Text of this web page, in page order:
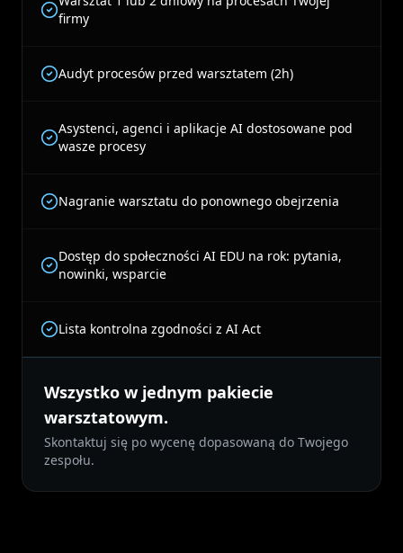
firmy
Audyt procesów przed warsztatem (2h)
Asystenci, agenci i aplikacje AI dostosowane pod
wasze procesy
Nagranie warsztatu do ponownego obejrzenia
Dostęp do społeczności AI EDU na rok: pytania,
nowinki, wsparcie
Lista kontrolna zgodności z AI Act
Wszystko w jednym pakiecie
warsztatowym.
Skontaktuj się po wycenę dopasowaną do Twojego
zespołu.